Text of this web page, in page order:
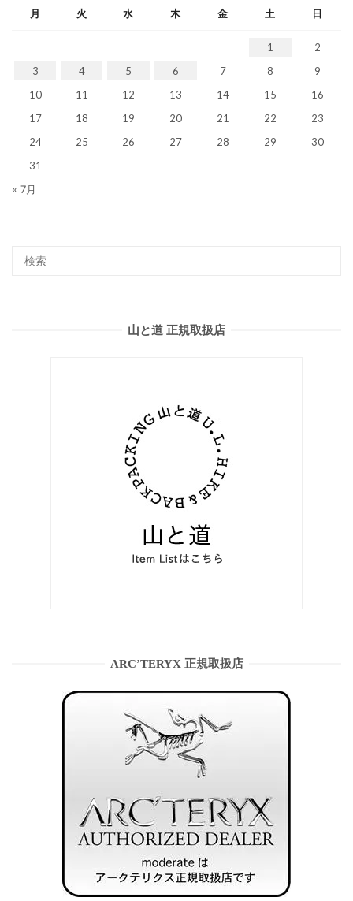
月 火 水 木 金 土 日
1
2
3
4 5 6 7 8
9
10
11 12 13 14 15
16
17
18 19 20 21 22
23
24
25 26 27 28 29
30
31
« 7月
山と道 正規取扱店
ARC’TERYX 正規取扱店